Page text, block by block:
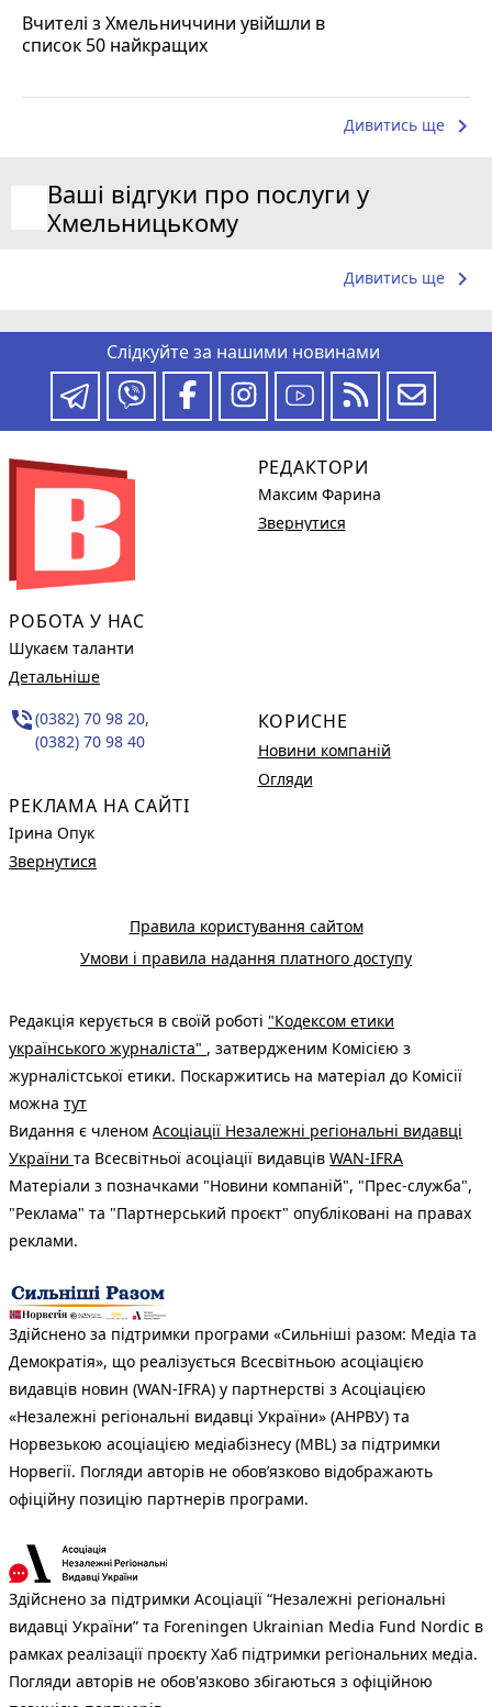
Вчителі з Хмельниччини увійшли в
список 50 найкращих
Дивитись ще keyboard_arrow_right
Ваші відгуки про послуги у
Хмельницькому
Дивитись ще keyboard_arrow_right
Слідкуйте за нашими новинами
РОБОТА У НАС
Шукаєм таланти
Детальніше
phone_in_talk(0382) 70 98 20,
(0382) 70 98 40
РЕКЛАМА НА САЙТІ
Ірина Опук
Звернутися
РЕДАКТОРИ
Максим Фарина
Звернутися
КОРИСНЕ
Новини компаній
Огляди
Правила користування сайтом
Умови і правила надання платного доступу
Редакція керується в своїй роботі "Кодексом етики
українського журналіста" , затвердженим Комісією з
журналістської етики. Поскаржитись на матеріал до Комісії
можна тут
Видання є членом Асоціації Незалежні регіональні видавці
України та Всесвітньої асоціації видавців WAN-IFRA
Матеріали з позначками "Новини компаній", "Прес-служба",
"Реклама" та "Партнерський проєкт" опубліковані на правах
реклами.
Здійснено за підтримки програми «Сильніші разом: Медіа та
Демократія», що реалізується Всесвітньою асоціацією
видавців новин (WAN-IFRA) у партнерстві з Асоціацією
«Незалежні регіональні видавці України» (АНРВУ) та
Норвезькою асоціацією медіабізнесу (MBL) за підтримки
Норвегії. Погляди авторів не обов’язково відображають
офіційну позицію партнерів програми.
Здійснено за підтримки Асоціації “Незалежні регіональні
видавці України” та Foreningen Ukrainian Media Fund Nordic в
рамках реалізації проєкту Хаб підтримки регіональних медіа.
Погляди авторів не обов'язково збігаються з офіційною